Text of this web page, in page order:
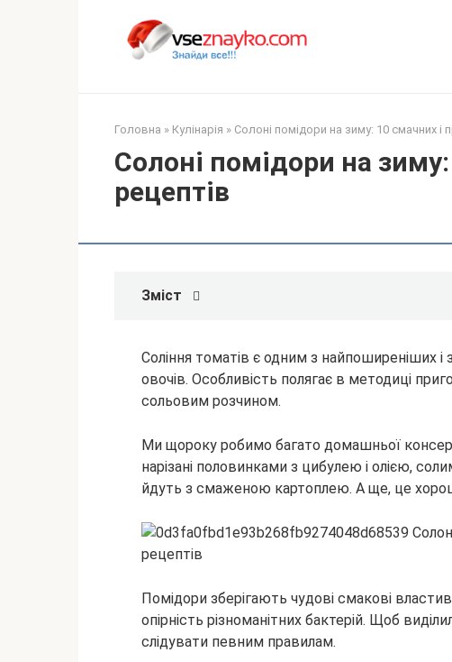
Головна » Кулінарія » Солоні помідори на зиму: 10 смачних і
Солоні помідори на
рецептів
Зміст
Соління томатів є одним з найпоширеніших
овочів. Особливість полягає в методиці
сольовим розчином.
Ми щороку робимо багато домашньої
нарізані половинками з цибулею і олією,
йдуть з смаженою картоплею. А ще, це
Помідори зберігають чудові смакові
опірність різноманітних бактерій. Щоб
слідувати певним правилам.